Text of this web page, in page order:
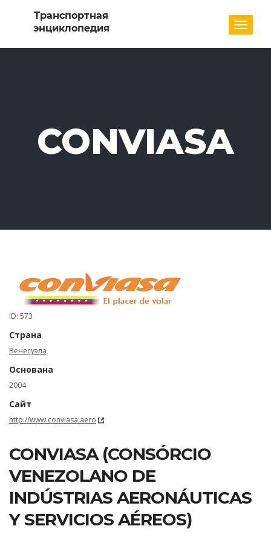
CONVIASA
ID: 573
Страна
Венесуэла
Основана
2004
Сайт
http://www.conviasa.aero
CONVIASA (CONSÓRCIO
VENEZOLANO DE
INDÚSTRIAS AERONÁUTICAS
Y SERVICIOS AÉREOS)